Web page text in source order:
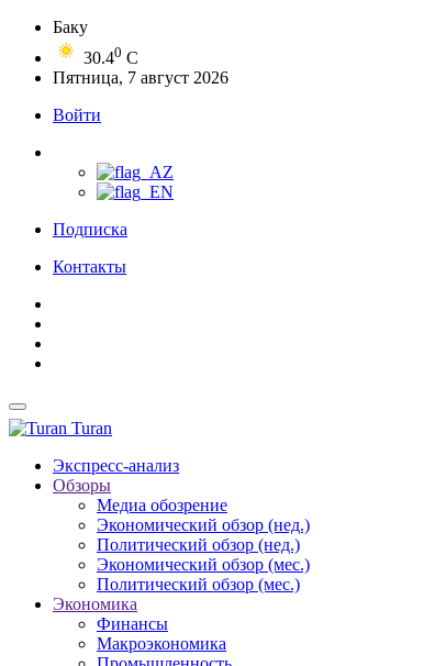
Баку
30.40 C
Пятница, 7 август 2026
Войти
Подписка
Контакты
Turan
Экспресс-анализ
Обзоры
Медиа обозрение
Экономический обзор (нед.)
Политический обзор (нед.)
Экономический обзор (мес.)
Политический обзор (мес.)
Экономика
Финансы
Макроэкономика